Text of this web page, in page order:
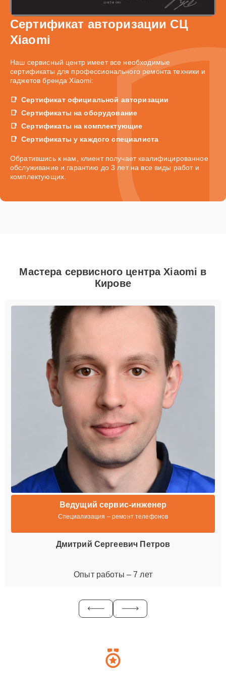
Сертификат авторизации СЦ
Xiaomi
Наш сервисный центр имеет все необходимые
сертификаты для профессионального ремонта техники и
гаджетов бренда Xiaomi:
Сертификат официальной авторизации
Сертификаты на оборудование
Сертификаты на комплектующие
Сертификаты у каждого специалиста
Обратившись к нам, клиент получает квалифицированное
обслуживание и гарантию до 3 лет на все виды работ и
комплектующих.
Мастера сервисного центра Xiaomi в
Кирове
Ведущий сервис-инженер
Специализация – ремонт телефонов
Дмитрий Сергеевич Петров
Опыт работы – 7 лет